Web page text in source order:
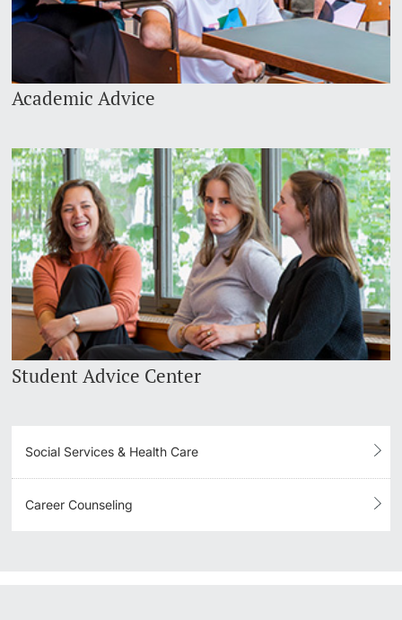
Academic Advice
Student Advice Center
Social Services & Health Care
Career Counseling